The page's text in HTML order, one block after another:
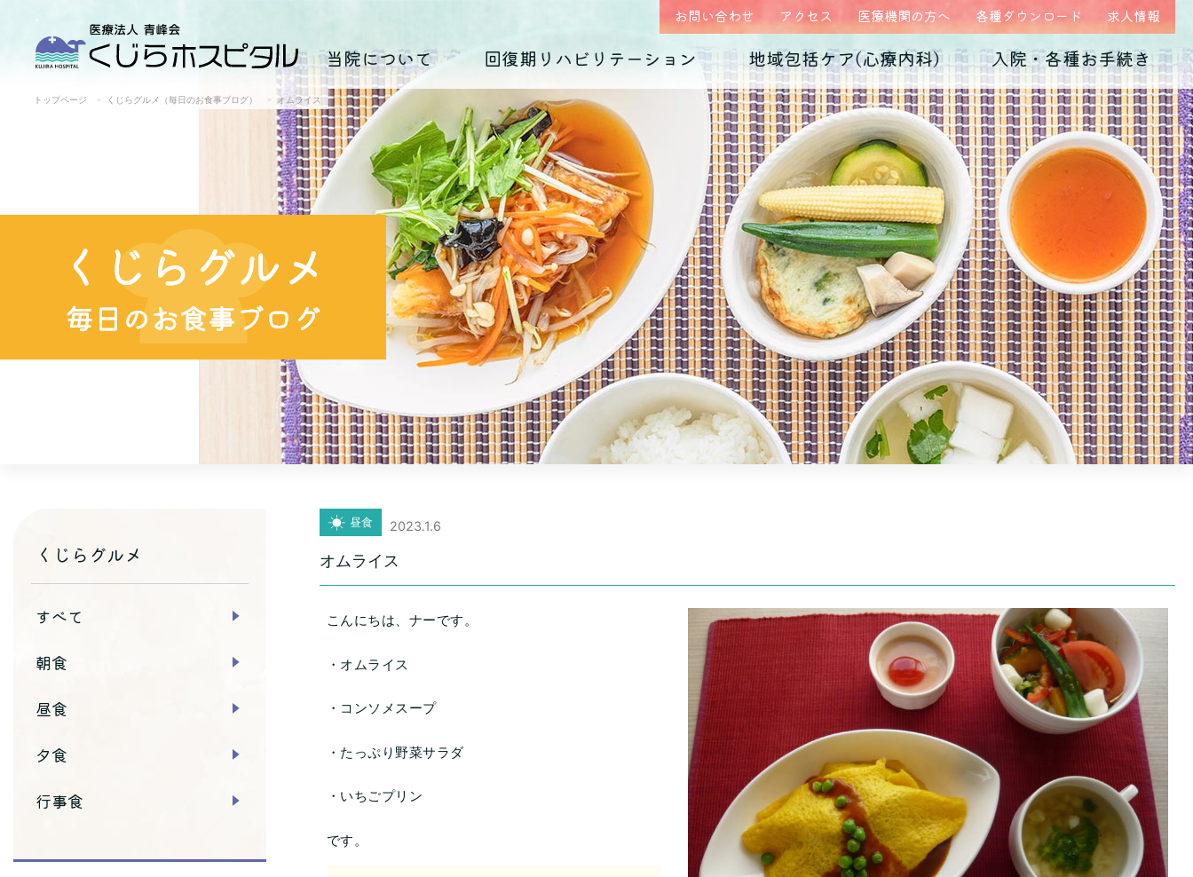
お問い合わせ アクセス 医療機関の方へ 各種ダウンロード 求人情報
当院について 回復期リハビリテーション 地域包括ケア(心療内科) 入院・各種お手続き
はじめまして、
くじらホスピタルです
診療科の紹介 医師紹介
医師紹介 インタビュー 院内紹介
病院概要
アクセス
回復期リハビリテーション 入院生活について
当院の特徴
毎日のお食事（くじらグルメ）
地域包括ケア(心療内科)のご案内 外来予約相談フォーム
うつ病
摂食障害
適応障害
発達障害
依存症
子育て不安・虐待
思春期の問題
老年期の問題 高次脳機能障害
入院のご案内 各種ダウンロード 診断書・証明書
トップページ くじらグルメ（毎日のお食事ブログ） オムライス
昼食 2023.1.6
オムライス
こんにちは、ナーです。
・オムライス
・コンソメスープ
・たっぷり野菜サラダ
・いちごプリン
です。
くじらグルメ
すべて
朝食
昼食
夕食
行事食